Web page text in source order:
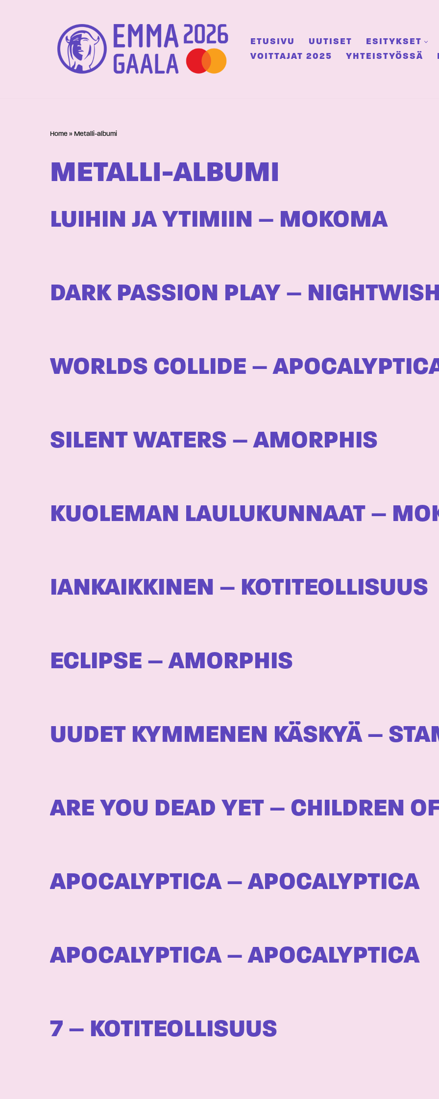
ETUSIVU UUTISET
ESITYKSET
VOITTAJAT 2025
YHTEISTYÖSSÄ
Home » Metalli-albumi
METALLI-ALBUMI
LUIHIN JA YTIMIIN – MOKOMA
DARK PASSION PLAY –
WORLDS COLLIDE –
SILENT WATERS – AMORPHIS
KUOLEMAN LAULUKUNNAAT –
IANKAIKKINEN – KOTITEOLLISUUS
ECLIPSE – AMORPHIS
UUDET KYMMENEN KÄSKYÄ –
ARE YOU DEAD YET – CHILDREN
APOCALYPTICA – APOCALYPTICA
APOCALYPTICA – APOCALYPTICA
7 – KOTITEOLLISUUS